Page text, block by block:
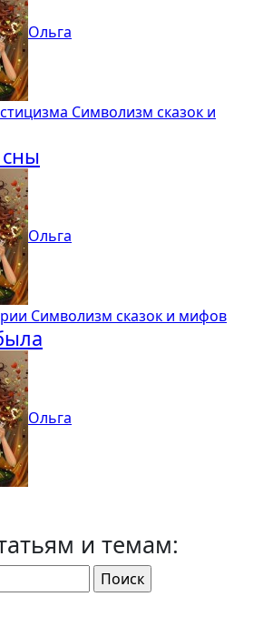
Ольга
Символизм сказок и
Ольга
Символизм сказок и мифов
Ольга
и темам: